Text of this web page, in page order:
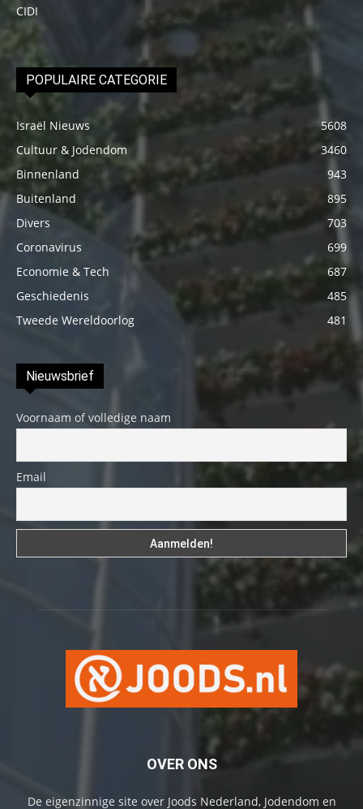
CIDI
POPULAIRE CATEGORIE
Israël Nieuws
5608
Cultuur & Jodendom
3460
Binnenland
943
Buitenland
895
Divers
703
Coronavirus
699
Economie & Tech
687
Geschiedenis
485
Tweede Wereldoorlog
481
Nieuwsbrief
Voornaam of volledige naam
Email
OVER ONS
De eigenzinnige site over Joods Nederland, Jodendom en